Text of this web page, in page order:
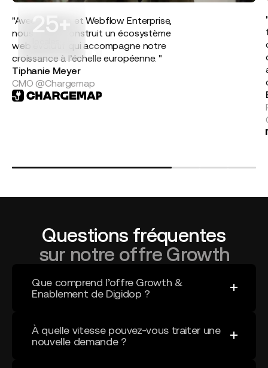
25+
"Avec Digidop et Webflow Enterprise,
nous avons construit un écosystème
web évolutif qui accompagne notre
croissance à l’échelle européenne. "
Tiphanie Meyer
CMO @Chargemap
Questions fréquentes
sur notre offre Growth
Que comprend l’offre Growth &
Enablement de Digidop ?
dont votre site a besoin pour continuer à
évoluer :optimisation SEO et GEO
(visibilité IA),
À quelle vitesse pouvez-vous traiter une
nouvelle demande ?